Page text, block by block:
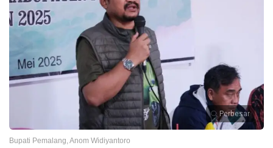
Perbesar
Bupati Pemalang, Anom Widiyantoro